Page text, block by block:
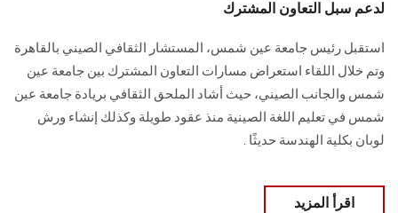
لدعم سبل التعاون المشترك
استقبل رئيس جامعة عين شمس، المستشار الثقافي الصيني بالقاهرة
وتم خلال اللقاء استعراض مسارات التعاون المشترك بين جامعة عين
شمس والجانب الصيني، حيث أشاد الملحق الثقافي بريادة جامعة عين
شمس في تعليم اللغة الصينية منذ عقود طويلة وكذلك إنشاء ورش
لوبان بكلية الهندسة حديثًا .
اقرأ المزيد